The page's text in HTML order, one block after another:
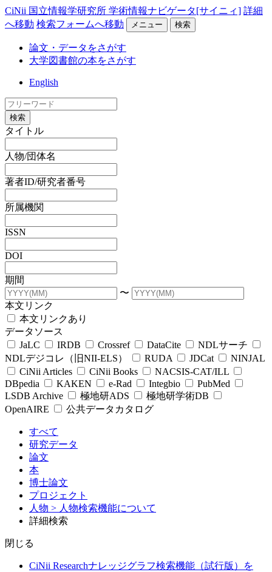
CiNii 国立情報学研究所 学術情報ナビゲータ[サイニィ] 詳細
へ移動 検索フォームへ移動 メニュー 検索
論文・データをさがす
大学図書館の本をさがす
English
検索
タイトル
人物/団体名
著者ID/研究者番号
所属機関
ISSN
DOI
期間
〜
本文リンク
本文リンクあり
データソース
JaLC
IRDB Crossref DataCite
NDLサーチ
NDLデジコレ（旧NII-ELS）
RUDA JDCat
NINJAL
CiNii Articles
CiNii Books
NACSIS-CAT/ILL
DBpedia
KAKEN e-Rad Integbio
PubMed
LSDB Archive
極地研ADS
極地研学術DB
OpenAIRE
公共データカタログ
すべて
研究データ
論文
本
博士論文
プロジェクト
人物 > 人物検索機能について
詳細検索
閉じる
CiNii Researchナレッジグラフ検索機能（試行版）を